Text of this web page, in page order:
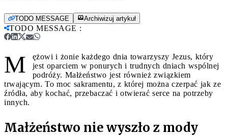
TODO MESSAGE Archiwizuj artykuł
TODO MESSAGE :
M
ężowi i żonie każdego dnia towarzyszy Jezus, który
jest oparciem w ponurych i trudnych dniach wspólnej
podróży. Małżeństwo jest również związkiem
trwającym. To moc sakramentu, z której można czerpać jak ze
źródła, aby kochać, przebaczać i otwierać serce na potrzeby
innych.
Małżeństwo nie wyszło z mody